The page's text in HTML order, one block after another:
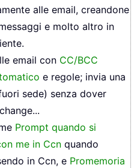
alle email, creandone
e molto altro in
email con CC/BCC
e regole; invia una
sede) senza dover
Prompt quando si
me in Ccn quando
in Ccn, e Promemoria